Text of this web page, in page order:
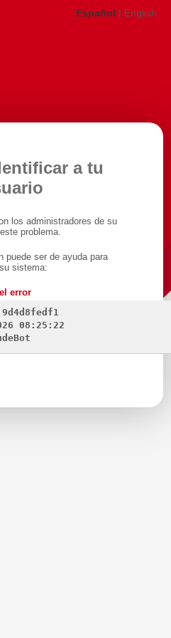
Español | English
a tu
los administradores de su
problema.
puede ser de ayuda para
sistema:
error
9d4d8fedf1
08:25:22